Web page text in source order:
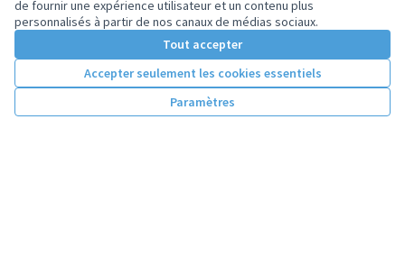
de fournir une expérience utilisateur et un contenu plus
personnalisés à partir de nos canaux de médias sociaux.
Tout accepter
Accepter seulement les cookies essentiels
Paramètres